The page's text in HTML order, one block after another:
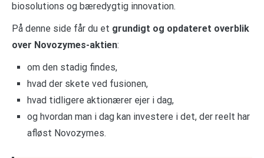
biosolutions og bæredygtig innovation.
På denne side får du et grundigt og opdateret overblik
over Novozymes-aktien:
om den stadig findes,
hvad der skete ved fusionen,
hvad tidligere aktionærer ejer i dag,
og hvordan man i dag kan investere i det, der reelt har
afløst Novozymes.